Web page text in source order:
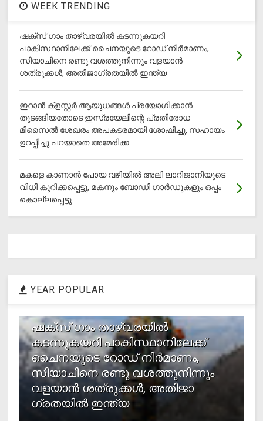
WEEK TRENDING
ഷക്സ് ​ഗാം താഴ്‌വരയിൽ കടന്നുകയറി
പാകിസ്ഥാനിലേക്ക് ചൈനയുടെ റോഡ് നിർമാണം,
സിയാചിനെ രണ്ടു വശത്തുനിന്നും വളയാൻ
ശത്രുക്കൾ, അതിജാ​ഗ്രതയിൽ ഇന്ത്യ
ഇറാന്‍ ക്‌ളസ്റ്റര്‍ ആയുധങ്ങള്‍ പ്രയോഗിക്കാന്‍
തുടങ്ങിയതോടെ ഇസ്രയേലിന്റെ പ്രതിരോധ
മിസൈല്‍ ശേഖരം അപകടരമായി ശോഷിച്ചു, സഹായം
ഉറപ്പിച്ചു പറയാതെ അമേരിക്ക
മകളെ കാണാന്‍ പോയ വഴിയില്‍ അലി ലാറിജാനിയുടെ
വിധി കുറിക്കപ്പെട്ടു, മകനും ബോഡി ഗാര്‍ഡുകളും ഒപ്പം
കൊല്ലപ്പെട്ടു
YEAR POPULAR
ഷക്സ് ​ഗാം താഴ്‌വരയിൽ
കടന്നുകയറി പാകിസ്ഥാനിലേക്ക്
ചൈനയുടെ റോഡ് നിർമാണം,
സിയാചിനെ രണ്ടു വശത്തുനിന്നും
വളയാൻ ശത്രുക്കൾ, അതിജാ​
ഗ്രതയിൽ ഇന്ത്യ